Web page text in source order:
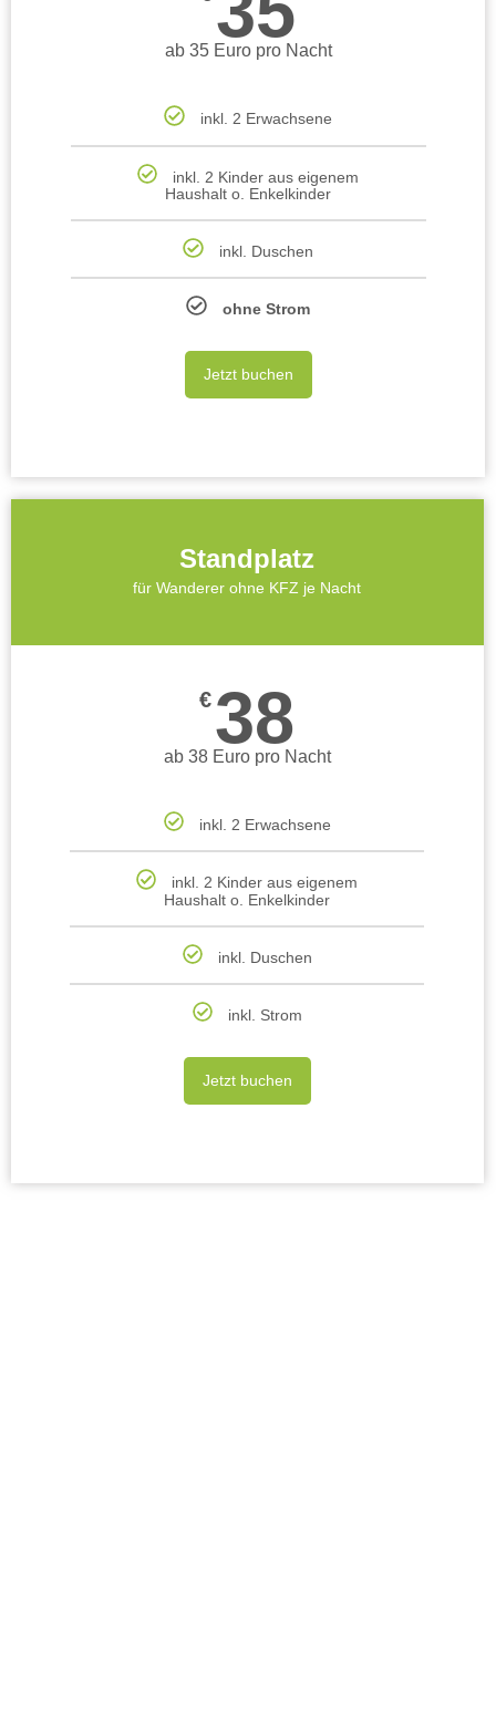
ab 35 Euro pro Nacht
inkl. 2 Erwachsene
inkl. 2 Kinder aus eigenem
Haushalt o. Enkelkinder
inkl. Duschen
ohne Strom
Jetzt buchen
Standplatz
für Wanderer ohne KFZ je Nacht
€38
ab 38 Euro pro Nacht
inkl. 2 Erwachsene
inkl. 2 Kinder aus eigenem
Haushalt o. Enkelkinder
inkl. Duschen
inkl. Strom
Jetzt buchen